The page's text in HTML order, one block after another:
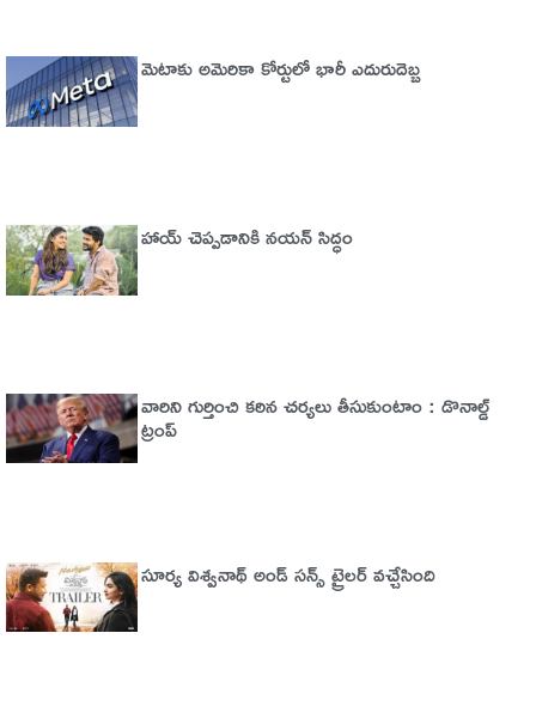
మెటాకు అమెరికా కోర్టులో భారీ ఎదురుదెబ్బ
హాయ్ చెప్పడానికి నయన్ సిద్ధం
వారిని గుర్తించి కఠిన చర్యలు తీసుకుంటాం : డొనాల్డ్
ట్రంప్
సూర్య విశ్వనాథ్ అండ్ సన్స్ ట్రైలర్ వచ్చేసింది